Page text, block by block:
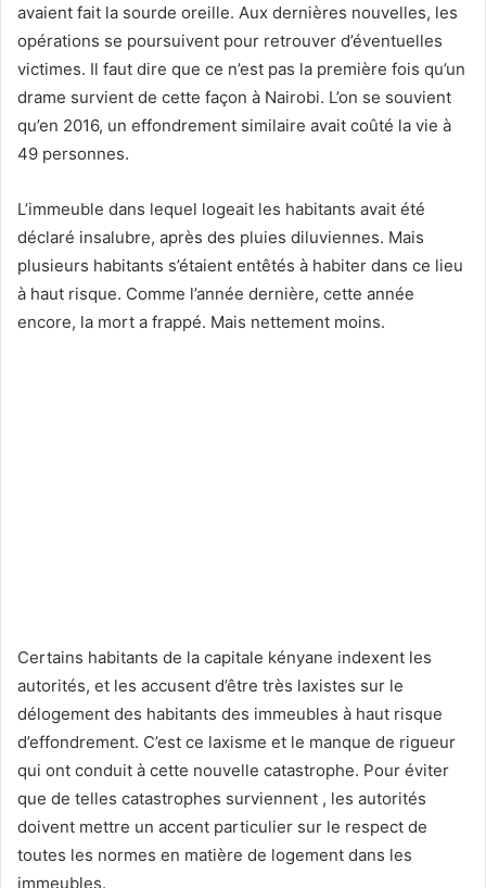
avaient fait la sourde oreille. Aux dernières nouvelles, les
opérations se poursuivent pour retrouver d’éventuelles
victimes. Il faut dire que ce n’est pas la première fois qu’un
drame survient de cette façon à Nairobi. L’on se souvient
qu’en 2016, un effondrement similaire avait coûté la vie à
49 personnes.
L’immeuble dans lequel logeait les habitants avait été
déclaré insalubre, après des pluies diluviennes. Mais
plusieurs habitants s’étaient entêtés à habiter dans ce lieu
à haut risque. Comme l’année dernière, cette année
encore, la mort a frappé. Mais nettement moins.
Certains habitants de la capitale kényane indexent les
autorités, et les accusent d’être très laxistes sur le
délogement des habitants des immeubles à haut risque
d’effondrement. C’est ce laxisme et le manque de rigueur
qui ont conduit à cette nouvelle catastrophe. Pour éviter
que de telles catastrophes surviennent , les autorités
doivent mettre un accent particulier sur le respect de
toutes les normes en matière de logement dans les
immeubles.